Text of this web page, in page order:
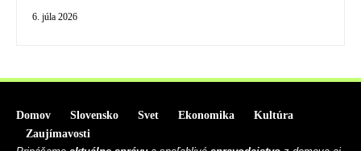
6. júla 2026
Domov Slovensko Svet Ekonomika
Kultúra
Zaujímavosti